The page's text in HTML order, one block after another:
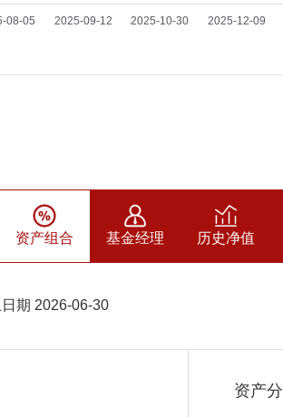
资产组合 基金经理 历史净值
期 2026-06-30
资产